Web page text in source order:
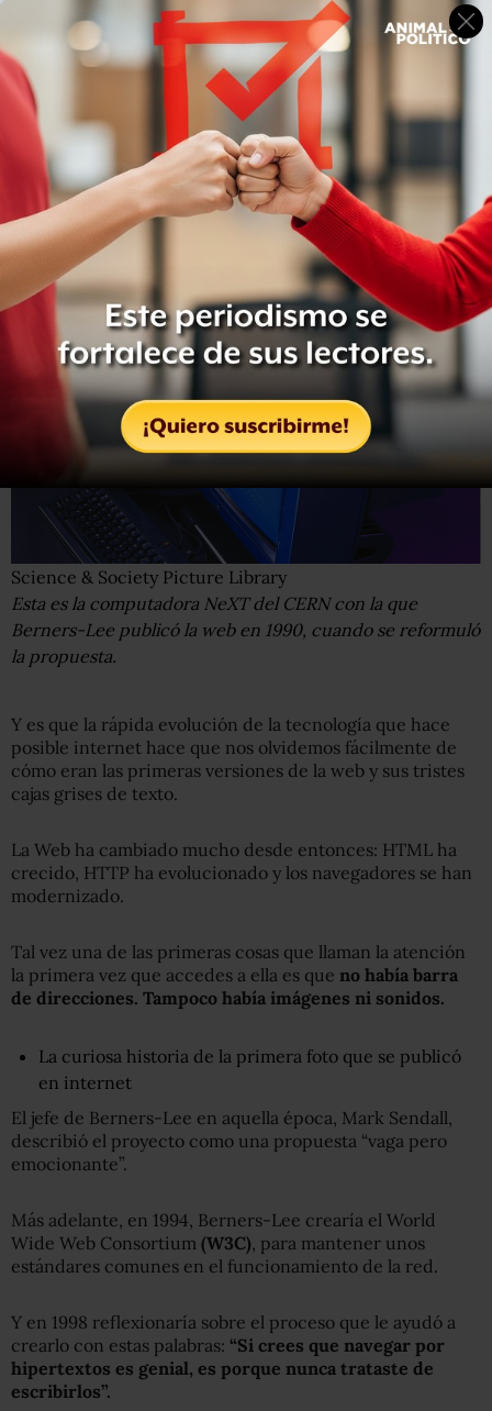
cual significaba que había que armarse de paciencia para
descargar la información.
Los efectos que la velocidad de tu conexión a internet
pueden tener sobre tu cuerpo
Para quienes estén acostumbrados a navegar por la web a
velocidades 3G y 4G o les resulte insufrible que internet
“se cuelgue” en mitad de una película, volver a la época
en la que nació la primera web puede ser un verdadero
ejercicio de tolerancia a la frustración.
Science & Society Picture Library
Esta es la computadora NeXT del CERN con la que
Berners-Lee publicó la web en 1990, cuando se reformuló
la propuesta.
Y es que la rápida evolución de la tecnología que hace
posible internet hace que nos olvidemos fácilmente de
cómo eran las primeras versiones de la web y sus tristes
cajas grises de texto.
La Web ha cambiado mucho desde entonces: HTML ha
crecido, HTTP ha evolucionado y los navegadores se han
modernizado.
Tal vez una de las primeras cosas que llaman la atención
la primera vez que accedes a ella es que no había barra
de direcciones. Tampoco había imágenes ni sonidos.
La curiosa historia de la primera foto que se publicó
en internet
El jefe de Berners-Lee en aquella época, Mark Sendall,
describió el proyecto como una propuesta “vaga pero
emocionante”.
Más adelante, en 1994, Berners-Lee crearía el World
Wide Web Consortium (W3C), para mantener unos
estándares comunes en el funcionamiento de la red.
Y en 1998 reflexionaría sobre el proceso que le ayudó a
crearlo con estas palabras: “Si crees que navegar por
hipertextos es genial, es porque nunca trataste de
escribirlos”.